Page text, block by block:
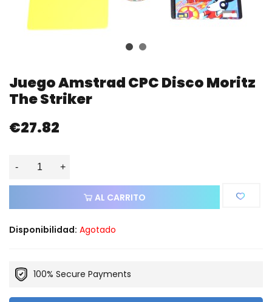
Juego Amstrad CPC Disco Moritz
The Striker
€27.82
- +
AL CARRITO
Disponibilidad: Agotado
100% Secure Payments